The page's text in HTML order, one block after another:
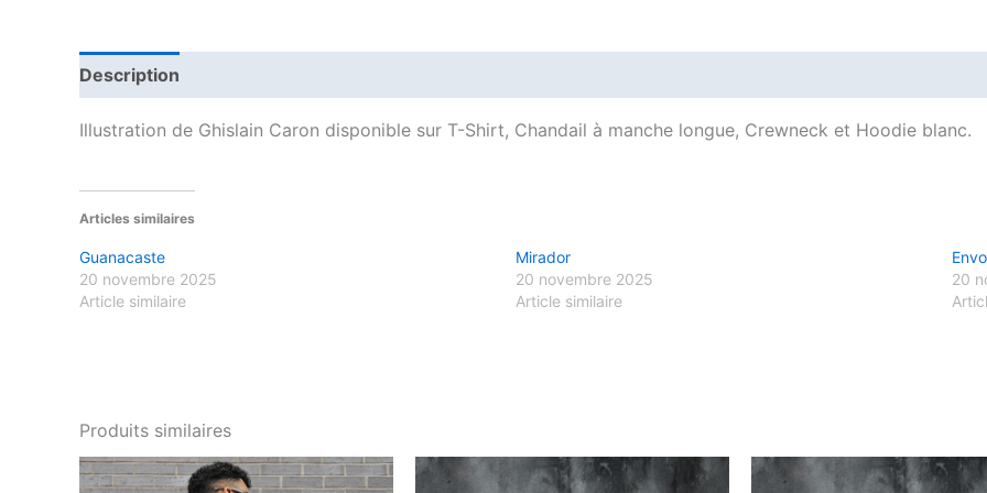
Description
Illustration de Ghislain Caron disponible sur T-Shirt, Chandail à manche longue, Crewneck et Hoodie blanc.
Articles similaires
Guanacaste
20 novembre 2025
Article similaire
Mirador
20 novembre 2025
Article similaire
20
Produits similaires
Ce
Ce
Ce